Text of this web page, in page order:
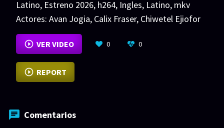
Latino, Estreno 2026, h264, Ingles, Latino, mkv
Actores: Avan Jogia, Calix Fraser, Chiwetel Ejiofor
VER MÁS
VER VIDEO 0 0
REPORT
Comentarios